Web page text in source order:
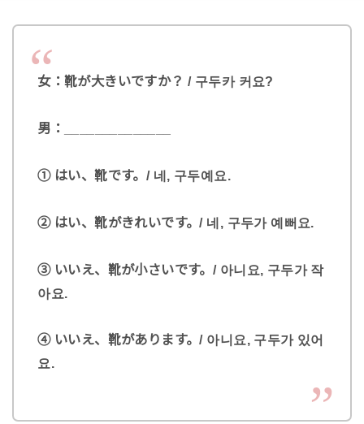
女：靴が大きいですか？ / 구두카 커요?
男：______________
① はい、靴です。/ 네, 구두예요.
② はい、靴がきれいです。/ 네, 구두가 예뻐요.
③ いいえ、靴が小さいです。/ 아니요, 구두가 작
아요.
④ いいえ、靴があります。/ 아니요, 구두가 있어
요.